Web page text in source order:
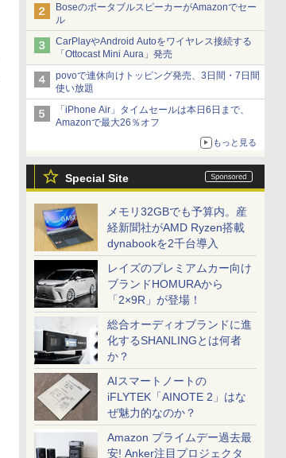
BoseのポータブルスピーカーがAmazonでセー
ル
CarPlayやAndroid Autoをワイヤレス接続する
「Ottocast Mini Aura」発売
povoで連休向けトッピング発売、3日間・7日間
使い放題
「iPhone Air」タイムセールは本日6日まで、
Amazonで最大26％オフ
もっと見る
Special Site
メモリ32GBでも予算内。産
経新聞社がAMD Ryzen搭載
dynabookを2千台導入
レイズのプレミアムカー向け
ブランドHOMURAから
「2×9R」が登場！
総合オーディオブランドに進
化するSHANLINGとは何者
か？
AIスマートノートの
iFLYTEK「AINOTE 2」はな
ぜ魅力的なのか？
Amazon プライムデー過去最
安! Anker注目プロジェクタ